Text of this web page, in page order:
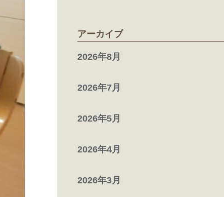
アーカイブ
2026年8月
2026年7月
2026年5月
2026年4月
2026年3月